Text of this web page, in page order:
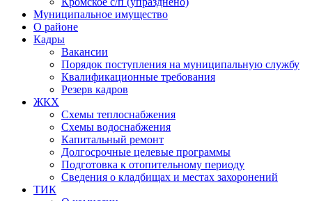
Муниципальное имущество
О районе
Кадры
Вакансии
Порядок поступления на муниципальную службу
Квалификационные требования
Резерв кадров
ЖКХ
Схемы теплоснабжения
Схемы водоснабжения
Капитальный ремонт
Долгосрочные целевые программы
Подготовка к отопительному периоду
Сведения о кладбищах и местах захоронений
ТИК